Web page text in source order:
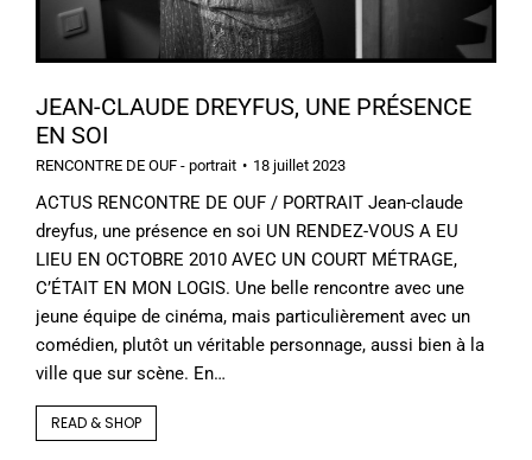
JEAN-CLAUDE DREYFUS, UNE PRÉSENCE
EN SOI
RENCONTRE DE OUF - portrait 18 juillet 2023
ACTUS RENCONTRE DE OUF / PORTRAIT Jean-claude
dreyfus, une présence en soi UN RENDEZ-VOUS A EU
LIEU EN OCTOBRE 2010 AVEC UN COURT MÉTRAGE,
C’ÉTAIT EN MON LOGIS. Une belle rencontre avec une
jeune équipe de cinéma, mais particulièrement avec un
comédien, plutôt un véritable personnage, aussi bien à la
ville que sur scène. En…
READ & SHOP